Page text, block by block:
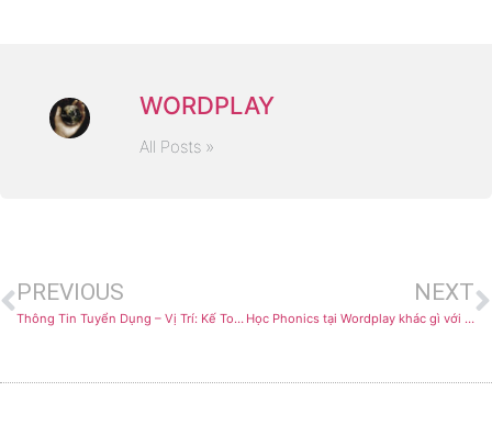
WORDPLAY
All Posts »
PREVIOUS
Thông Tin Tuyển Dụng – Vị Trí: Kế Toán Tổng Hợp
NEXT
Học Phonics tại Wordplay khác gì với trung tâm khác?